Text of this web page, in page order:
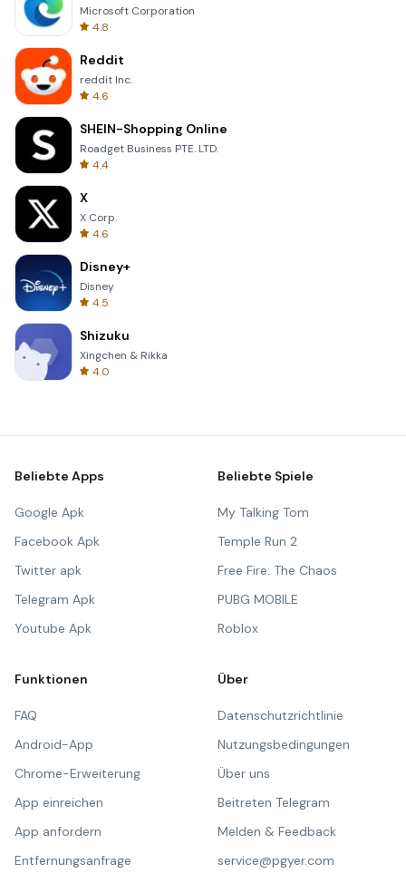
Microsoft Corporation
4.8
Reddit
reddit Inc.
4.6
SHEIN-Shopping Online
Roadget Business PTE. LTD.
4.4
X
X Corp.
4.6
Disney+
Disney
4.5
Shizuku
Xingchen & Rikka
4.0
Beliebte Apps
Google Apk
Facebook Apk
Twitter apk
Telegram Apk
Youtube Apk
Beliebte Spiele
My Talking Tom
Temple Run 2
Free Fire: The Chaos
PUBG MOBILE
Roblox
Funktionen
FAQ
Android-App
Chrome-Erweiterung
App einreichen
App anfordern
Entfernungsanfrage
Über
Datenschutzrichtlinie
Nutzungsbedingungen
Über uns
Beitreten Telegram
Melden & Feedback
service@pgyer.com